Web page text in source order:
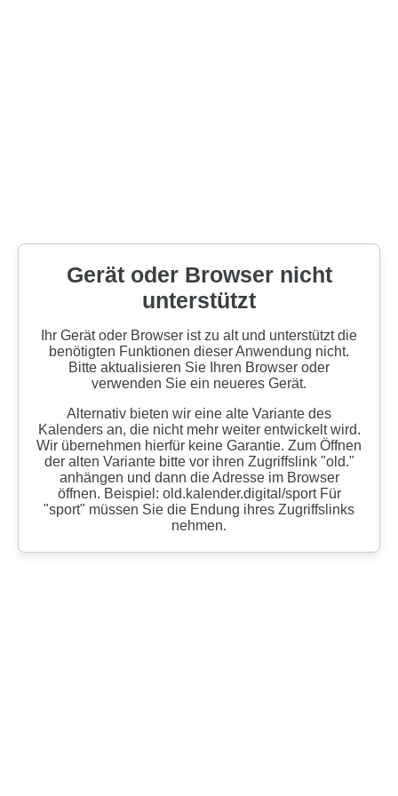
Gerät oder Browser nicht
unterstützt
Ihr Gerät oder Browser ist zu alt und unterstützt die
benötigten Funktionen dieser Anwendung nicht.
Bitte aktualisieren Sie Ihren Browser oder
verwenden Sie ein neueres Gerät.
Alternativ bieten wir eine alte Variante des
Kalenders an, die nicht mehr weiter entwickelt wird.
Wir übernehmen hierfür keine Garantie. Zum Öffnen
der alten Variante bitte vor ihren Zugriffslink "old."
anhängen und dann die Adresse im Browser
öffnen. Beispiel: old.kalender.digital/sport Für
"sport" müssen Sie die Endung ihres Zugriffslinks
nehmen.